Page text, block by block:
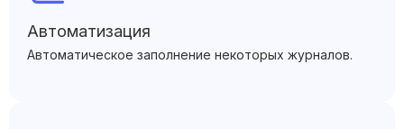
Автоматизация
Автоматическое заполнение некоторых журналов.